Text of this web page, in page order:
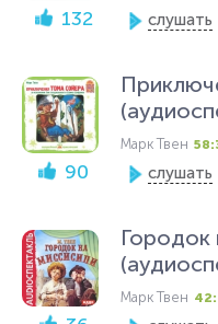
132 слушать
90
Марк Твен
слушать
Городок
Марк Твен